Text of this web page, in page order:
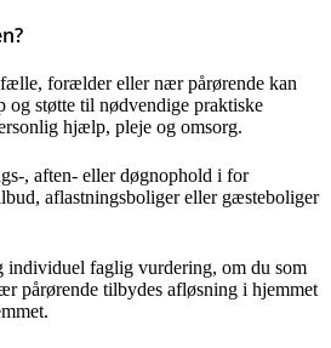
forælder eller nær pårørende kan
og støtte til nødvendige praktiske
hjælp, pleje og omsorg.
, aften- eller døgnophold i for
aflastningsboliger eller gæsteboliger
individuel faglig vurdering, om du som
pårørende tilbydes afløsning i hjemmet